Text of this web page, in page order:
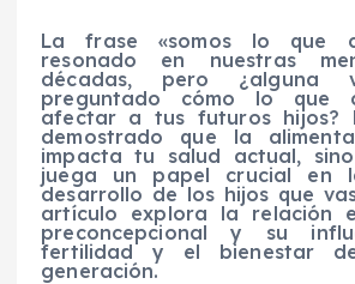
La frase «somos lo que
resonado en nuestras
décadas, pero
preguntado cómo lo que
afectar a tus futuros hijos?
demostrado que la
impacta tu salud actual,
juega un papel crucial en
desarrollo de los hijos que
artículo explora la relación
preconcepcional y su
fertilidad y el bienestar
generación.